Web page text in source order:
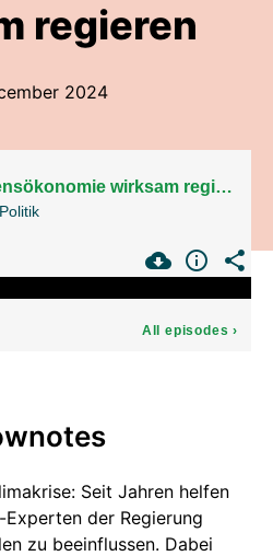
regieren
2024
Mit Verhaltensökonomie wirksam regieren
All episodes ›
Seit Jahren helfen
der Regierung
zu beeinflussen. Dabei